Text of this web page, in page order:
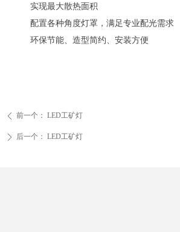
实现最大散热面积
配置各种角度灯罩，满足专业配光需求
环保节能、造型简约、安装方便
ꄴ 前一个： LED工矿灯
ꄲ 后一个： LED工矿灯